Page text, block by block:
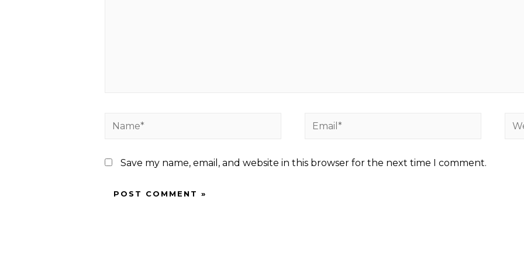
Name* Email*
Save my name, email, and website in this browser for the next time I comment.